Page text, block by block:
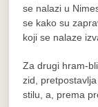
se nalazi u
se kako su
koji se nalaze
Za drugi hram-
zid,
stilu, a, prema